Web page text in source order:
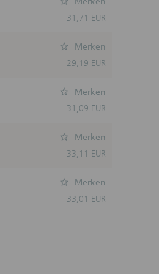
kann
sind
31,71 EUR
Merken
29,19 EUR
Merken
31,09 EUR
Merken
33,11 EUR
Merken
33,01 EUR